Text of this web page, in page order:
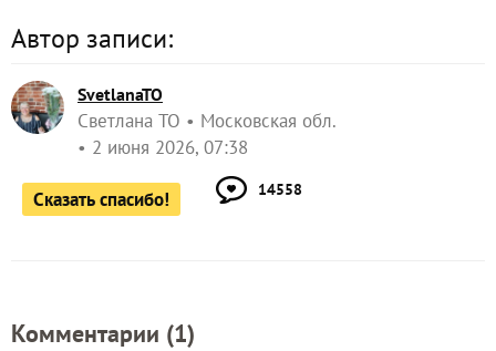
Автор записи:
SvetlanaTO
Светлана ТО
Московская обл.
2 июня 2026, 07:38
Сказать спасибо! 14558
Комментарии (1)